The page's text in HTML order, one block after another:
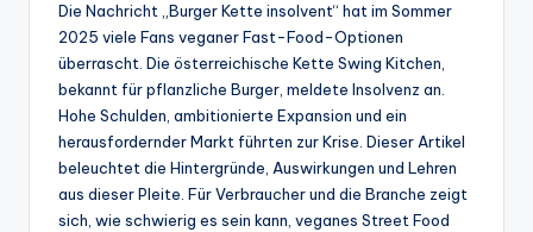
Die Nachricht „Burger Kette insolvent“ hat im Sommer
2025 viele Fans veganer Fast-Food-Optionen
überrascht. Die österreichische Kette Swing Kitchen,
bekannt für pflanzliche Burger, meldete Insolvenz an.
Hohe Schulden, ambitionierte Expansion und ein
herausfordernder Markt führten zur Krise. Dieser Artikel
beleuchtet die Hintergründe, Auswirkungen und Lehren
aus dieser Pleite. Für Verbraucher und die Branche zeigt
sich, wie schwierig es sein kann, veganes Street Food